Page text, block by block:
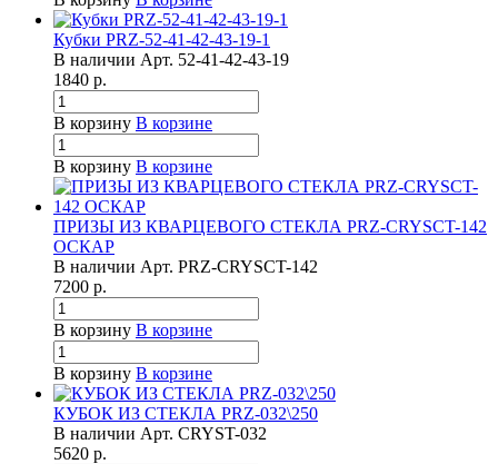
Кубки PRZ-52-41-42-43-19-1
В наличии Арт. 52-41-42-43-19
1840 р.
В корзину В корзине
В корзину В корзине
ПРИЗЫ ИЗ КВАРЦЕВОГО СТЕКЛА PRZ-CRYSCT-142
ОСКАР
В наличии Арт. PRZ-CRYSCT-142
7200 р.
В корзину В корзине
В корзину В корзине
КУБОК ИЗ СТЕКЛА PRZ-032\250
В наличии Арт. CRYST-032
5620 р.